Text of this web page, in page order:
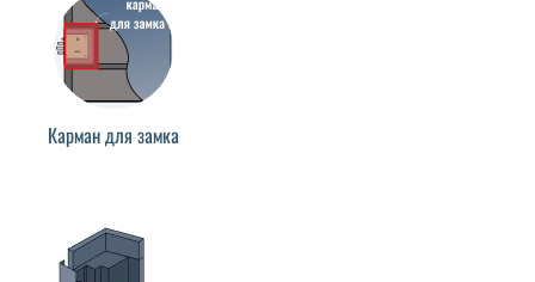
Карман для замка